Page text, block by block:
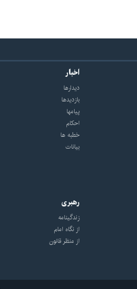
اخبار
دیدارها
بازديدها
پيامها
احكام
خطبه ها
بیانات
رهبری
زندگینامه
از نگاه امام
از منظر قانون